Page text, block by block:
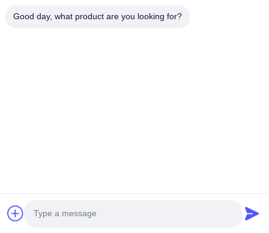
Επικοινωνήστε Μαζί Μας
Ζητήστε Μια Προσφορά
Good day, what product are you looking for?